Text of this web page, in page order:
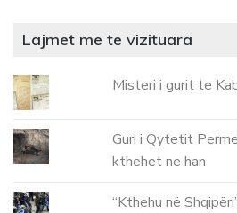
Lajmet me te vizituara
Misteri i gurit te
Guri i Qytetit
kthehet ne han
“Kthehu në